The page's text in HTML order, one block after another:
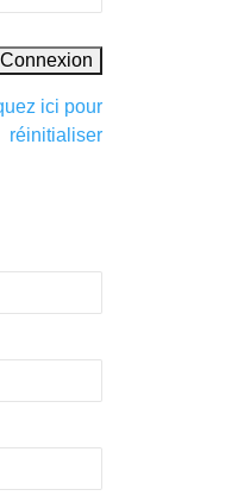
ici pour
réinitialiser